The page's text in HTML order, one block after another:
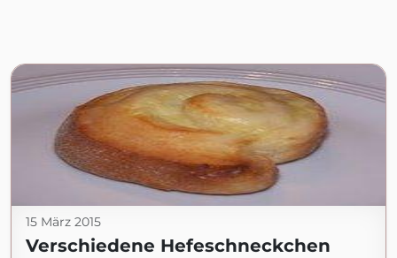
15 März 2015
Verschiedene Hefeschneckchen